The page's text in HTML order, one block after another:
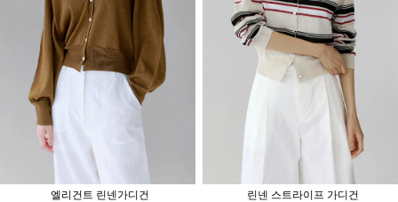
엘리건트 린넨가디건
린넨 스트라이프 가디건